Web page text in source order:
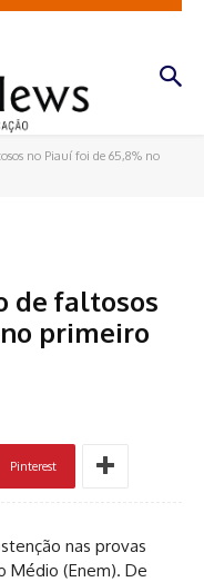
no Piauí foi de 65,8% no
de faltosos
primeiro
Pinterest
nas provas
Médio (Enem). De